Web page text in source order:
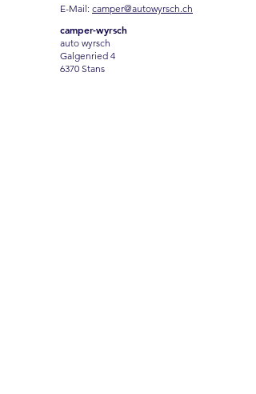
E-Mail: camper@autowyrsch.ch
camper-wyrsch
auto wyrsch
Galgenried 4
6370 Stans